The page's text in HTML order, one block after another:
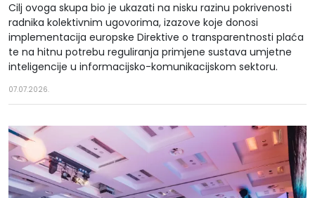
Cilj ovoga skupa bio je ukazati na nisku razinu pokrivenosti
radnika kolektivnim ugovorima, izazove koje donosi
implementacija europske Direktive o transparentnosti plaća
te na hitnu potrebu reguliranja primjene sustava umjetne
inteligencije u informacijsko-komunikacijskom sektoru.
07.07.2026.